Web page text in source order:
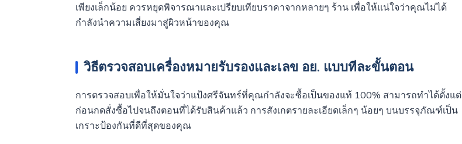
เพียงเล็กน้อย ควรหยุดพิจารณาและเปรียบเทียบราคาจากหลายๆ ร้าน เพื่อให้แน่ใจว่าคุณไม่ได้
กำลังนำความเสี่ยงมาสู่ผิวหน้าของคุณ
วิธีตรวจสอบเครื่องหมายรับรองและเลข อย. แบบทีละขั้นตอน
การตรวจสอบเพื่อให้มั่นใจว่าแป้งศรีจันทร์ที่คุณกำลังจะซื้อเป็นของแท้ 100% สามารถทำได้ตั้งแต่
ก่อนกดสั่งซื้อไปจนถึงตอนที่ได้รับสินค้าแล้ว การสังเกตรายละเอียดเล็กๆ น้อยๆ บนบรรจุภัณฑ์เป็น
เกราะป้องกันที่ดีที่สุดของคุณ